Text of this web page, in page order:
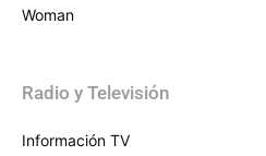
Woman
Radio y Televisión
Información TV